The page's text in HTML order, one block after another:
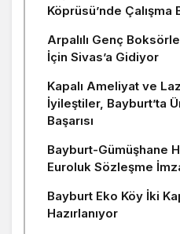
Köprüsü’nde Çalışma
Arpalılı Genç
İçin Sivas’a Gidiyor
Kapalı Ameliyat ve
İyileştiler, Bayburt’ta
Başarısı
Bayburt-Gümüşhane
Euroluk Sözleşme
Bayburt Eko Köy İki
Hazırlanıyor